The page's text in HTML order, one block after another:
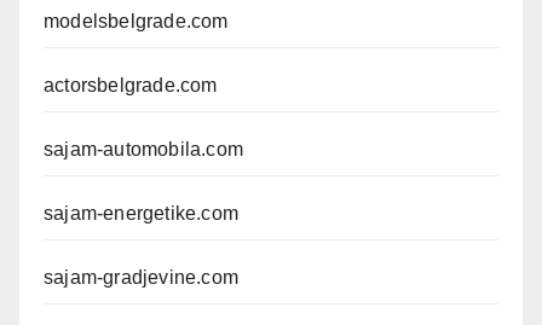
modelsbelgrade.com
actorsbelgrade.com
sajam-automobila.com
sajam-energetike.com
sajam-gradjevine.com